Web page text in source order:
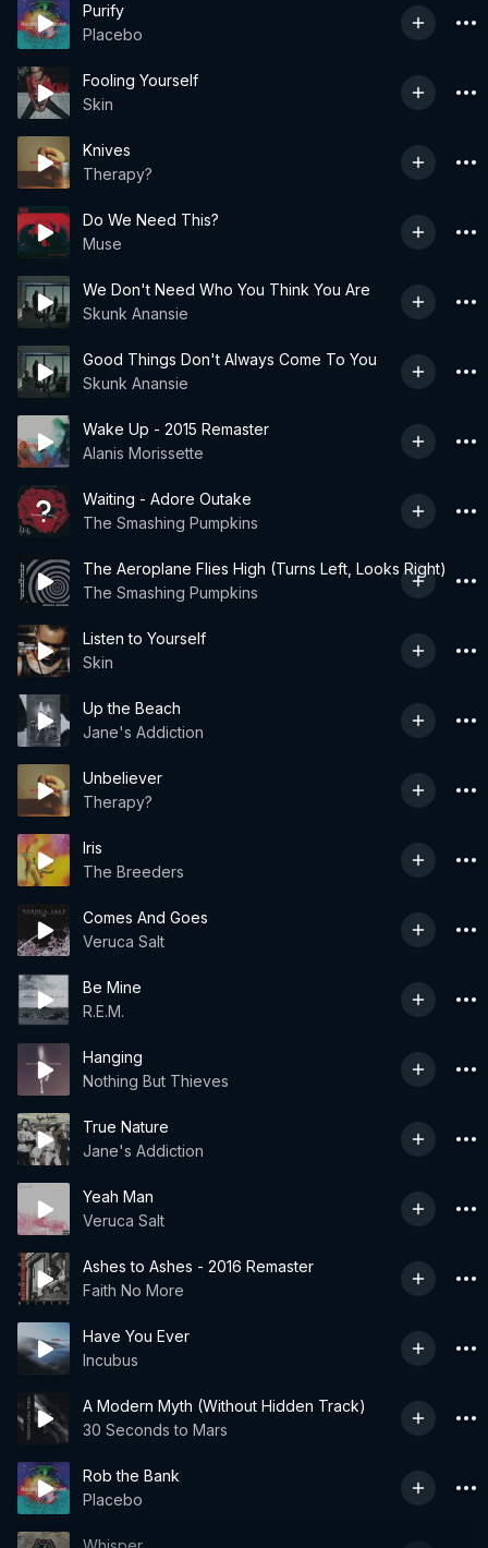
Purify
Placebo
Fooling Yourself
Skin
Knives
Therapy?
Do We Need This?
Muse
We Don't Need Who You Think You Are
Skunk Anansie
Good Things Don't Always Come To You
Skunk Anansie
Wake Up - 2015 Remaster
Alanis Morissette
Waiting - Adore Outake
The Smashing Pumpkins
The Aeroplane Flies High (Turns Left, Looks Right)
The Smashing Pumpkins
Listen to Yourself
Skin
Up the Beach
Jane's Addiction
Unbeliever
Therapy?
Iris
The Breeders
Comes And Goes
Veruca Salt
Be Mine
R.E.M.
Hanging
Nothing But Thieves
True Nature
Jane's Addiction
Yeah Man
Veruca Salt
Ashes to Ashes - 2016 Remaster
Faith No More
Have You Ever
Incubus
A Modern Myth (Without Hidden Track)
30 Seconds to Mars
Rob the Bank
Placebo